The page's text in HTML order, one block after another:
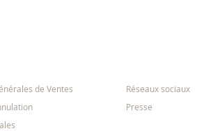
de Ventes
Réseaux sociaux
Presse